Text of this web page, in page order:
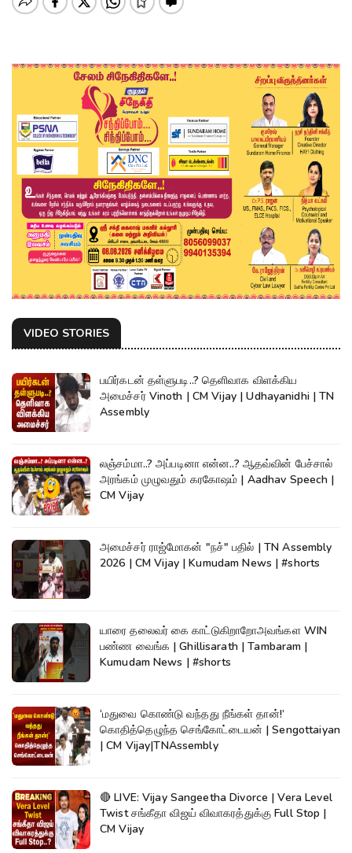
VIDEO STORIES
பயிர்கடன் தள்ளுபடி..? தெளிவாக விளக்கிய
அமைச்சர் Vinoth | CM Vijay | Udhayanidhi | TN
Assembly
லஞ்சம்மா..? அப்படினா என்ன..? ஆதவ்வின் பேச்சால்
அரங்கம் முழுவதும் கரகோஷம் | Aadhav Speech |
CM Vijay
அமைச்சர் ராஜ்மோகன் "நச்" பதில் | TN Assembly
2026 | CM Vijay | Kumudam News | #shorts
யாரை தலைவர் கை காட்டுகிறாறோஅவங்கள WIN
பண்ண வைங்க | Ghillisarath | Tambaram |
Kumudam News | #shorts
‘மதுவை கொண்டு வந்தது நீங்கள் தான்!’
கொதித்தெழுந்த செங்கோட்டையன் | Sengottaiyan
| CM Vijay|TNAssembly
🔴 LIVE: Vijay Sangeetha Divorce | Vera Level
Twist சங்கீதா விஜய் விவாகரத்துக்கு Full Stop |
CM Vijay